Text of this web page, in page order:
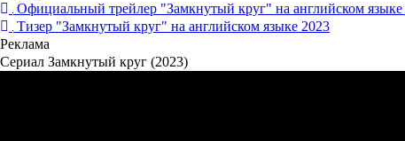
Официальный трейлер "Замкнутый круг" на английском языке
Тизер "Замкнутый круг" на английском языке 2023
Реклама
Сериал Замкнутый круг (2023)